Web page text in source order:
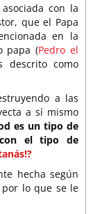
con la
que el Papa
en la
papa (Pedro el
descrito como
a las
a sí mismo
es un tipo de
con el tipo de
hecha según
lo que se le